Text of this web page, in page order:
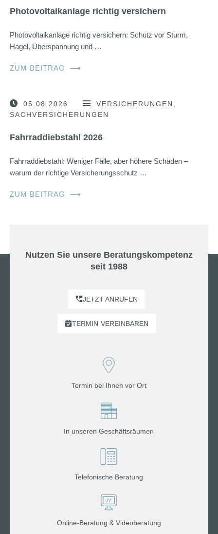
Photovoltaikanlage richtig versichern
Photovoltaikanlage richtig versichern: Schutz vor Sturm,
Hagel, Überspannung und …
ZUM BEITRAG ⟶
05.08.2026
VERSICHERUNGEN
SACHVERSICHERUNGEN
Fahrraddiebstahl 2026
Fahrraddiebstahl: Weniger Fälle, aber höhere Schäden –
warum der richtige Versicherungsschutz …
ZUM BEITRAG ⟶
Nutzen Sie unsere Beratungskompetenz
seit 1988
JETZT ANRUFEN
TERMIN VEREINBAREN
Termin bei Ihnen vor Ort
In unseren Geschäftsräumen
Telefonische Beratung
Online-Beratung & Videoberatung